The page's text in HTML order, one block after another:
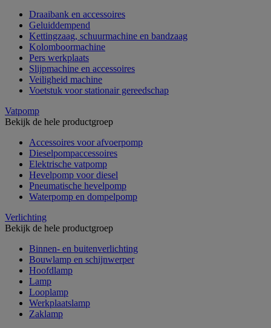
Draaibank en accessoires
Geluiddempend
Kettingzaag, schuurmachine en bandzaag
Kolomboormachine
Pers werkplaats
Slijpmachine en accessoires
Veiligheid machine
Voetstuk voor stationair gereedschap
Vatpomp
Bekijk de hele productgroep
Accessoires voor afvoerpomp
Dieselpompaccessoires
Elektrische vatpomp
Hevelpomp voor diesel
Pneumatische hevelpomp
Waterpomp en dompelpomp
Verlichting
Bekijk de hele productgroep
Binnen- en buitenverlichting
Bouwlamp en schijnwerper
Hoofdlamp
Lamp
Looplamp
Werkplaatslamp
Zaklamp